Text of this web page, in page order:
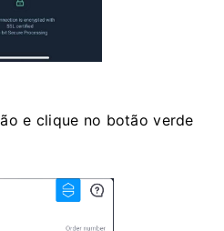
e clique no botão verde